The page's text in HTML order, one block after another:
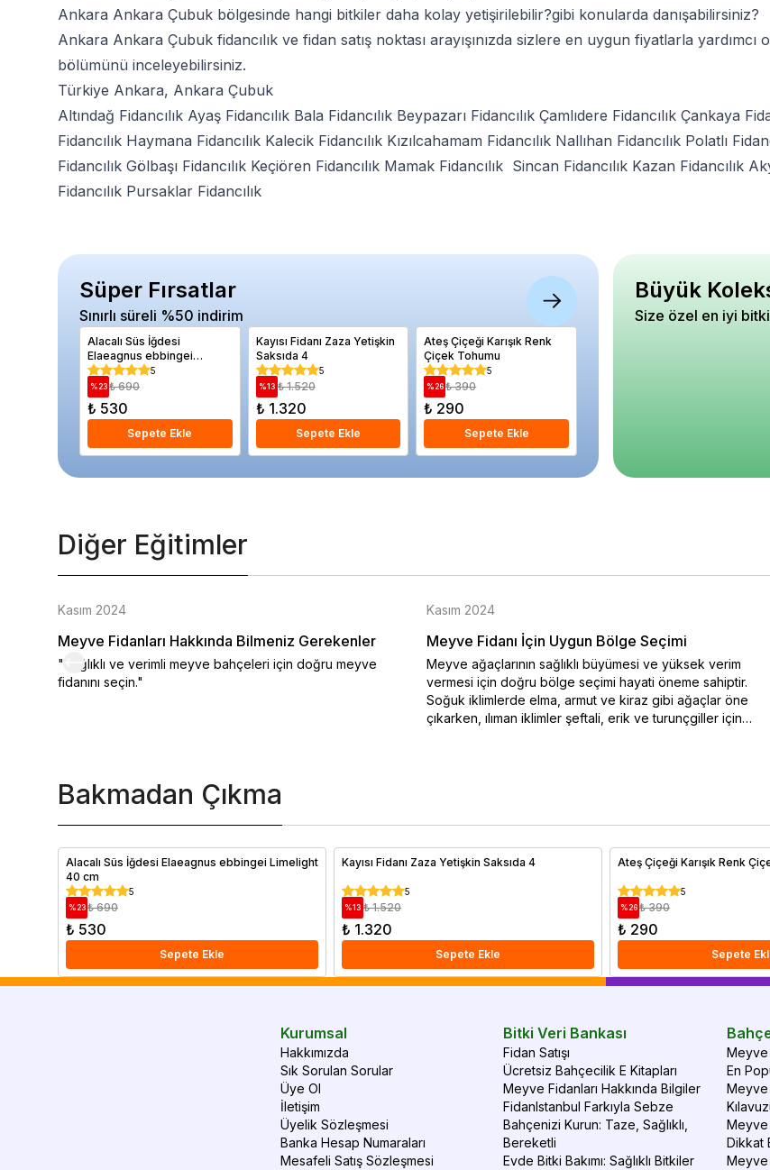
Ankara Ankara Çubuk bölgesinde hangi bitkiler daha kolay yetişirilebilir?gibi konularda danışabilirsiniz?
Ankara Ankara Çubuk fidancılık ve fidan satış noktası arayışınızda sizlere en uygun fiyatlarla
bölümünü inceleyebilirsiniz.
Türkiye Ankara, Ankara Çubuk
Altındağ Fidancılık Ayaş Fidancılık Bala Fidancılık Beypazarı Fidancılık Çamlıdere Fidancılık Çankaya
Fidancılık Haymana Fidancılık Kalecik Fidancılık Kızılcahamam Fidancılık Nallıhan Fidancılık Polatlı
Fidancılık Gölbaşı Fidancılık Keçiören Fidancılık Mamak Fidancılık Sincan Fidancılık Kazan Fidancılık
Fidancılık Pursaklar Fidancılık
Süper Fırsatlar
Sınırlı süreli %50 indirim
Alacalı Süs İğdesi
Elaeagnus ebbingei
Limelight 40 cm
5
%23 ₺ 690
₺ 530
Sepete Ekle
Kayısı Fidanı Zaza Yetişkin
Saksıda 4
5
%13 ₺ 1.520
₺ 1.320
Sepete Ekle
Ateş Çiçeği Karışık Renk
Çiçek Tohumu
5
%26 ₺ 390
₺ 290
Sepete Ekle
Büyük
Size özel en iyi
Diğer Eğitimler
Kasım 2024
Meyve Fidanları Hakkında Bilmeniz Gerekenler
"Sağlıklı ve verimli meyve bahçeleri için doğru meyve
fidanını seçin."
Kasım 2024
Meyve Fidanı İçin Uygun Bölge Seçimi
Meyve ağaçlarının sağlıklı büyümesi ve yüksek verim
vermesi için doğru bölge seçimi hayati öneme sahiptir.
Soğuk iklimlerde elma, armut ve kiraz gibi ağaçlar öne
çıkarken, ılıman iklimler şeftali, erik ve turunçgiller için
verimli ve sağlıklı meyve hasadı elde edebilirsiniz.
Bakmadan Çıkma
Alacalı Süs İğdesi Elaeagnus ebbingei Limelight
40 cm
5
%23 ₺ 690
₺ 530
Sepete Ekle
Kayısı Fidanı Zaza Yetişkin Saksıda 4
5
%13 ₺ 1.520
₺ 1.320
Sepete Ekle
Ateş Çiçeği Karışık Renk
5
%26 ₺ 390
₺ 290
Sepete
Kurumsal
Hakkımızda
Sık Sorulan Sorular
Üye Ol
İletişim
Üyelik Sözleşmesi
Banka Hesap Numaraları
Mesafeli Satış Sözleşmesi
Bitki Veri Bankası
Fidan Satışı
Ücretsiz Bahçecilik E Kitapları
Meyve Fidanları Hakkında Bilgiler
FidanIstanbul Farkıyla Sebze
Bahçenizi Kurun: Taze, Sağlıklı,
Bereketli
Evde Bitki Bakımı: Sağlıklı Bitkiler
Meyve
En
Meyve
Meyve
Dikkat
Meyve